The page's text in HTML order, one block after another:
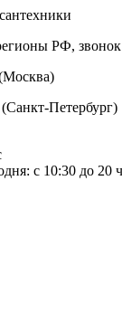
РФ,
(Санкт-Петербург)
с 10:30 до 20